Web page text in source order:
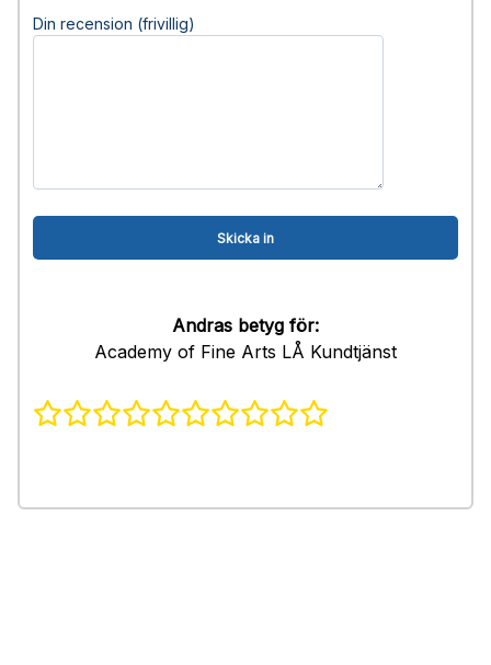
Din recension (frivillig)
Andras betyg för:
Academy of Fine Arts LÅ Kundtjänst